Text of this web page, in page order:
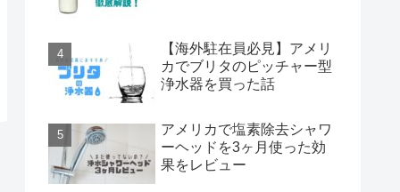
【海外駐在員必見】アメリ
カでブリタのピッチャー型
浄水器を買った話
アメリカで塩素除去シャワ
ーヘッドを3ヶ月使った効
果をレビュー